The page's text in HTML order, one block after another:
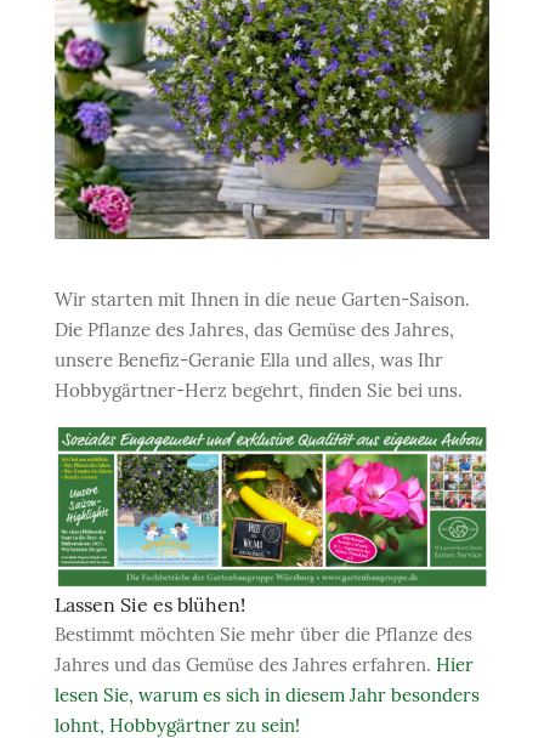
Wir starten mit Ihnen in die neue Garten-Saison.
Die Pflanze des Jahres, das Gemüse des Jahres,
unsere Benefiz-Geranie Ella und alles, was Ihr
Hobbygärtner-Herz begehrt, finden Sie bei uns.
Lassen Sie es blühen!
Bestimmt möchten Sie mehr über die Pflanze des
Jahres und das Gemüse des Jahres erfahren. Hier
lesen Sie, warum es sich in diesem Jahr besonders
lohnt, Hobbygärtner zu sein!